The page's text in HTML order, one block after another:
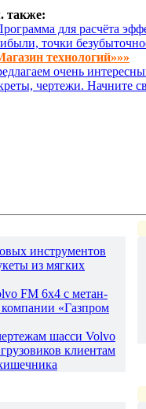
также:
для расчёта
точки
технологий»»»
очень
чертежи. Начните
инструментов
из мягких
FM 6х4 с метан-
«Газпром
шасси Volvo
клиентам